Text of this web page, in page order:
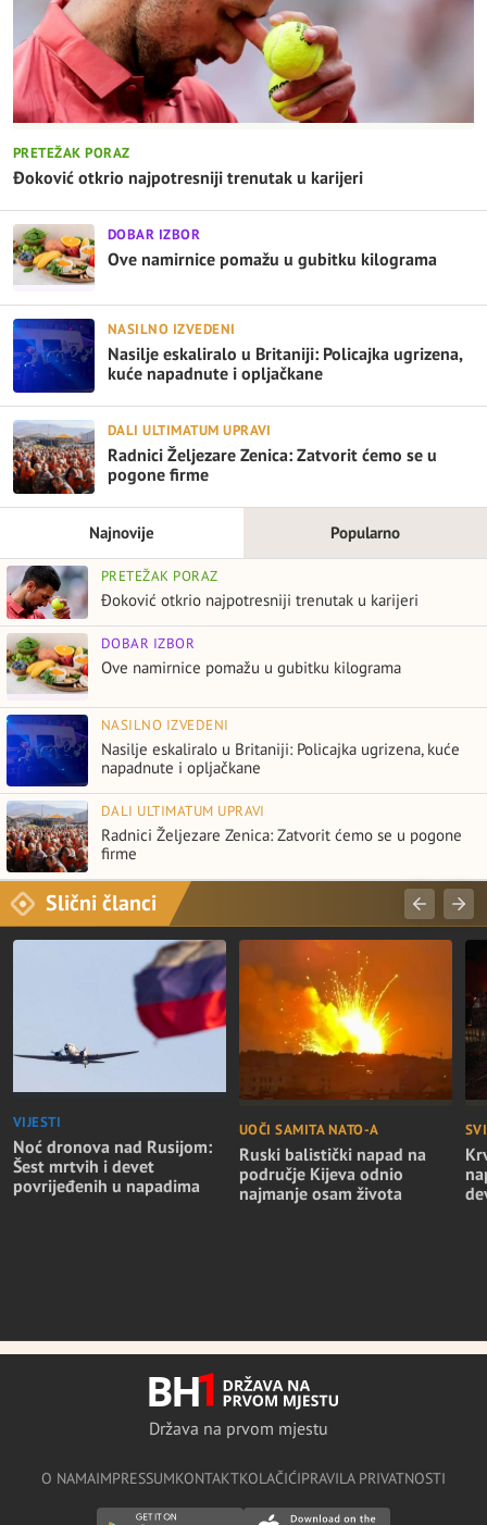
PRETEŽAK PORAZ
Đoković otkrio najpotresniji trenutak u karijeri
DOBAR IZBOR
Ove namirnice pomažu u gubitku kilograma
NASILNO IZVEDENI
Nasilje eskaliralo u Britaniji: Policajka ugrizena,
kuće napadnute i opljačkane
DALI ULTIMATUM UPRAVI
Radnici Željezare Zenica: Zatvorit ćemo se u
pogone firme
Najnovije Popularno
PRETEŽAK PORAZ
Đoković otkrio najpotresniji trenutak u karijeri
DOBAR IZBOR
Ove namirnice pomažu u gubitku kilograma
NASILNO IZVEDENI
Nasilje eskaliralo u Britaniji: Policajka ugrizena, kuće
napadnute i opljačkane
DALI ULTIMATUM UPRAVI
Radnici Željezare Zenica: Zatvorit ćemo se u pogone
firme
Slični članci
VIJESTI
Noć dronova nad Rusijom:
Šest mrtvih i devet
povrijeđenih u napadima
UOČI SAMITA NATO-A
Ruski balistički napad na
područje Kijeva odnio
najmanje osam života
Država na prvom mjestu
O NAMAIMPRESSUMKONTAKTKOLAČIĆIPRAVILA PRIVATNOSTI